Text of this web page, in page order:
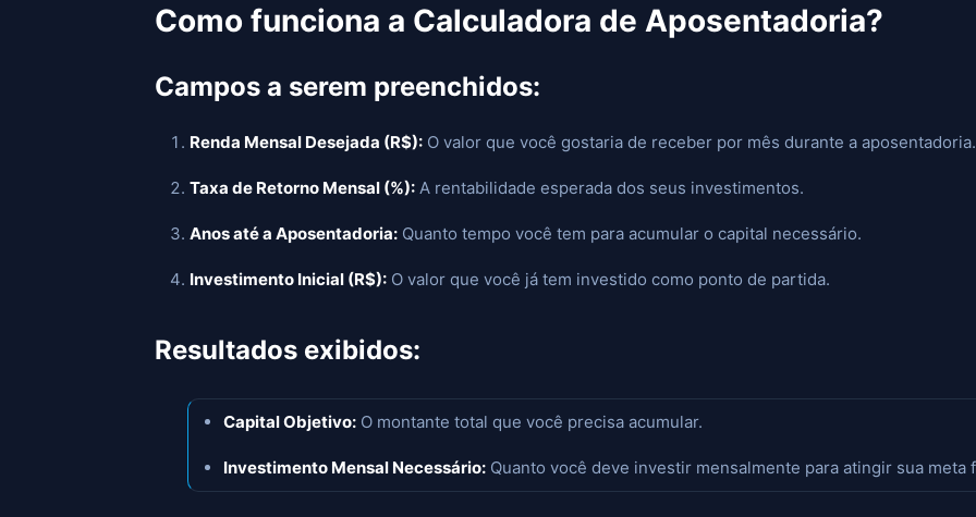
Como funciona a Calculadora de Aposentadoria?
Campos a serem preenchidos:
Renda Mensal Desejada (R$): O valor que você gostaria de receber por mês durante a aposentadoria.
Taxa de Retorno Mensal (%): A rentabilidade esperada dos seus investimentos.
Anos até a Aposentadoria: Quanto tempo você tem para acumular o capital necessário.
Investimento Inicial (R$): O valor que você já tem investido como ponto de partida.
Resultados exibidos:
Capital Objetivo: O montante total que você precisa acumular.
Investimento Mensal Necessário: Quanto você deve investir mensalmente para atingir sua meta